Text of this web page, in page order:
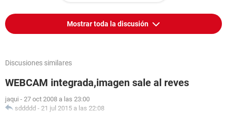
Mostrar toda la discusión
Discusiones similares
WEBCAM integrada,imagen sale al reves
jaqui - 27 oct 2008 a las 23:00
sddddd - 21 jul 2015 a las 22:08